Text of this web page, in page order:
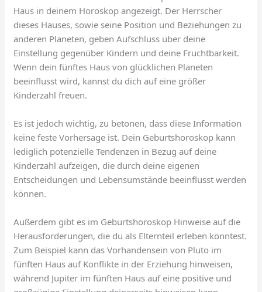
Haus in deinem Horoskop angezeigt. Der Herrscher
dieses Hauses, sowie seine Position und Beziehungen zu
anderen Planeten, geben Aufschluss über deine
Einstellung gegenüber Kindern und deine Fruchtbarkeit.
Wenn dein fünftes Haus von glücklichen Planeten
beeinflusst wird, kannst du dich auf eine größer
Kinderzahl freuen.
Es ist jedoch wichtig, zu betonen, dass diese Information
keine feste Vorhersage ist. Dein Geburtshoroskop kann
lediglich potenzielle Tendenzen in Bezug auf deine
Kinderzahl aufzeigen, die durch deine eigenen
Entscheidungen und Lebensumstände beeinflusst werden
können.
Außerdem gibt es im Geburtshoroskop Hinweise auf die
Herausforderungen, die du als Elternteil erleben könntest.
Zum Beispiel kann das Vorhandensein von Pluto im
fünften Haus auf Konflikte in der Erziehung hinweisen,
während Jupiter im fünften Haus auf eine positive und